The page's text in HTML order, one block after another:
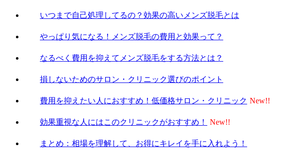
いつまで自己処理してるの？効果の高いメンズ脱毛とは
やっぱり気になる！メンズ脱毛の費用と効果って？
なるべく費用を抑えてメンズ脱毛をする方法とは？
損しないためのサロン・クリニック選びのポイント
費用を抑えたい人におすすめ！低価格サロン・クリニック
効果重視な人にはこのクリニックがおすすめ！
まとめ：相場を理解して、お得にキレイを手に入れよう！